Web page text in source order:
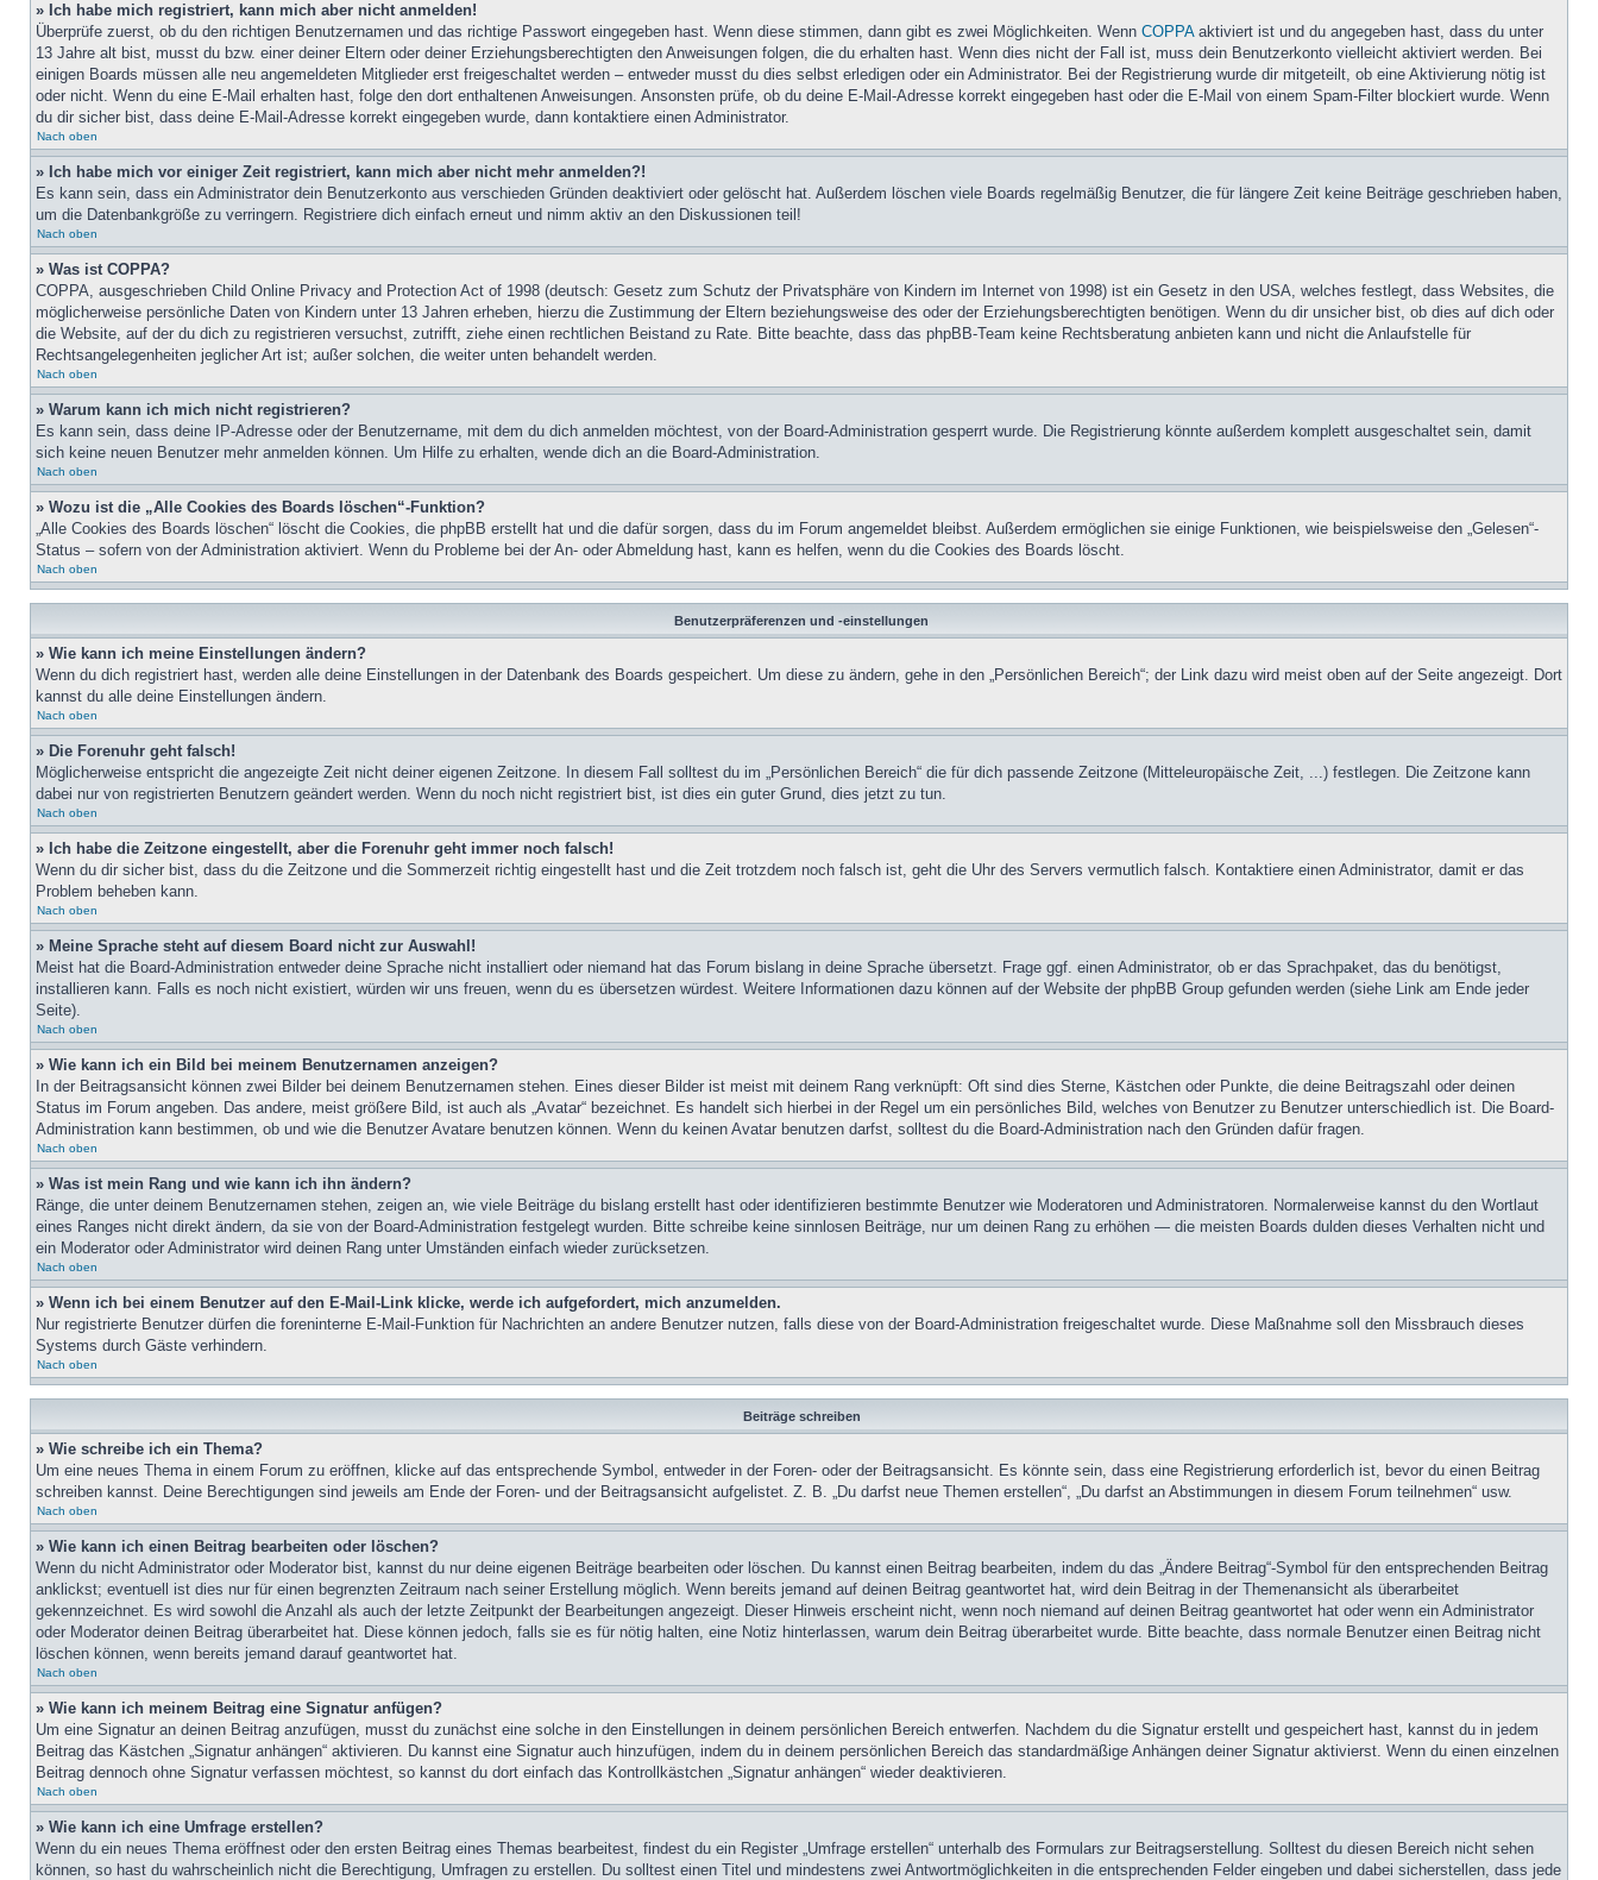
» Ich habe mich registriert, kann mich aber nicht anmelden!
Überprüfe zuerst, ob du den richtigen Benutzernamen und das richtige Passwort eingegeben hast. Wenn diese stimmen, dann gibt es zwei Möglichkeiten. Wenn COPPAaktiviert ist und du angegeben hast, dass du unter
13 Jahre alt bist, musst du bzw. einer deiner Eltern oder deiner Erziehungsberechtigten den Anweisungen folgen, die du erhalten hast. Wenn dies nicht der Fall ist, muss dein Benutzerkonto vielleicht aktiviert werden. Bei
einigen Boards müssen alle neu angemeldeten Mitglieder erst freigeschaltet werden – entweder musst du dies selbst erledigen oder ein Administrator. Bei der Registrierung wurde dir mitgeteilt, ob eine Aktivierung nötig ist
oder nicht. Wenn du eine E-Mail erhalten hast, folge den dort enthaltenen Anweisungen. Ansonsten prüfe, ob du deine E-Mail-Adresse korrekt eingegeben hast oder die E-Mail von einem Spam-Filter blockiert wurde. Wenn
du dir sicher bist, dass deine E-Mail-Adresse korrekt eingegeben wurde, dann kontaktiere einen Administrator.
Nach oben
» Ich habe mich vor einiger Zeit registriert, kann mich aber nicht mehr anmelden?!
Es kann sein, dass ein Administrator dein Benutzerkonto aus verschieden Gründen deaktiviert oder gelöscht hat. Außerdem löschen viele Boards regelmäßig Benutzer, die für längere Zeit keine Beiträge geschrieben haben,
um die Datenbankgröße zu verringern. Registriere dich einfach erneut und nimm aktiv an den Diskussionen teil!
Nach oben
» Was ist COPPA?
COPPA, ausgeschrieben Child Online Privacy and Protection Act of 1998 (deutsch: Gesetz zum Schutz der Privatsphäre von Kindern im Internet von 1998) ist ein Gesetz in den USA, welches festlegt, dass Websites, die
möglicherweise persönliche Daten von Kindern unter 13 Jahren erheben, hierzu die Zustimmung der Eltern beziehungsweise des oder der Erziehungsberechtigten benötigen. Wenn du dir unsicher bist, ob dies auf dich oder
die Website, auf der du dich zu registrieren versuchst, zutrifft, ziehe einen rechtlichen Beistand zu Rate. Bitte beachte, dass das phpBB-Team keine Rechtsberatung anbieten kann und nicht die Anlaufstelle für
Rechtsangelegenheiten jeglicher Art ist; außer solchen, die weiter unten behandelt werden.
Nach oben
» Warum kann ich mich nicht registrieren?
Es kann sein, dass deine IP-Adresse oder der Benutzername, mit dem du dich anmelden möchtest, von der Board-Administration gesperrt wurde. Die Registrierung könnte außerdem komplett ausgeschaltet sein, damit
sich keine neuen Benutzer mehr anmelden können. Um Hilfe zu erhalten, wende dich an die Board-Administration.
Nach oben
» Wozu ist die „Alle Cookies des Boards löschen“-Funktion?
„Alle Cookies des Boards löschen“ löscht die Cookies, die phpBB erstellt hat und die dafür sorgen, dass du im Forum angemeldet bleibst. Außerdem ermöglichen sie einige Funktionen, wie beispielsweise den „Gelesen“-
Status – sofern von der Administration aktiviert. Wenn du Probleme bei der An- oder Abmeldung hast, kann es helfen, wenn du die Cookies des Boards löscht.
Nach oben
Benutzerpräferenzen und -einstellungen
» Wie kann ich meine Einstellungen ändern?
Wenn du dich registriert hast, werden alle deine Einstellungen in der Datenbank des Boards gespeichert. Um diese zu ändern, gehe in den „Persönlichen Bereich“; der Link dazu wird meist oben auf der Seite angezeigt. Dort
kannst du alle deine Einstellungen ändern.
Nach oben
» Die Forenuhr geht falsch!
Möglicherweise entspricht die angezeigte Zeit nicht deiner eigenen Zeitzone. In diesem Fall solltest du im „Persönlichen Bereich“ die für dich passende Zeitzone (Mitteleuropäische Zeit, ...) festlegen. Die Zeitzone kann
dabei nur von registrierten Benutzern geändert werden. Wenn du noch nicht registriert bist, ist dies ein guter Grund, dies jetzt zu tun.
Nach oben
» Ich habe die Zeitzone eingestellt, aber die Forenuhr geht immer noch falsch!
Wenn du dir sicher bist, dass du die Zeitzone und die Sommerzeit richtig eingestellt hast und die Zeit trotzdem noch falsch ist, geht die Uhr des Servers vermutlich falsch. Kontaktiere einen Administrator, damit er das
Problem beheben kann.
Nach oben
» Meine Sprache steht auf diesem Board nicht zur Auswahl!
Meist hat die Board-Administration entweder deine Sprache nicht installiert oder niemand hat das Forum bislang in deine Sprache übersetzt. Frage ggf. einen Administrator, ob er das Sprachpaket, das du benötigst,
installieren kann. Falls es noch nicht existiert, würden wir uns freuen, wenn du es übersetzen würdest. Weitere Informationen dazu können auf der Website der phpBB Group gefunden werden (siehe Link am Ende jeder
Seite).
Nach oben
» Wie kann ich ein Bild bei meinem Benutzernamen anzeigen?
In der Beitragsansicht können zwei Bilder bei deinem Benutzernamen stehen. Eines dieser Bilder ist meist mit deinem Rang verknüpft: Oft sind dies Sterne, Kästchen oder Punkte, die deine Beitragszahl oder deinen
Status im Forum angeben. Das andere, meist größere Bild, ist auch als „Avatar“ bezeichnet. Es handelt sich hierbei in der Regel um ein persönliches Bild, welches von Benutzer zu Benutzer unterschiedlich ist. Die Board-
Administration kann bestimmen, ob und wie die Benutzer Avatare benutzen können. Wenn du keinen Avatar benutzen darfst, solltest du die Board-Administration nach den Gründen dafür fragen.
Nach oben
» Was ist mein Rang und wie kann ich ihn ändern?
Ränge, die unter deinem Benutzernamen stehen, zeigen an, wie viele Beiträge du bislang erstellt hast oder identifizieren bestimmte Benutzer wie Moderatoren und Administratoren. Normalerweise kannst du den Wortlaut
eines Ranges nicht direkt ändern, da sie von der Board-Administration festgelegt wurden. Bitte schreibe keine sinnlosen Beiträge, nur um deinen Rang zu erhöhen — die meisten Boards dulden dieses Verhalten nicht und
ein Moderator oder Administrator wird deinen Rang unter Umständen einfach wieder zurücksetzen.
Nach oben
» Wenn ich bei einem Benutzer auf den E-Mail-Link klicke, werde ich aufgefordert, mich anzumelden.
Nur registrierte Benutzer dürfen die foreninterne E-Mail-Funktion für Nachrichten an andere Benutzer nutzen, falls diese von der Board-Administration freigeschaltet wurde. Diese Maßnahme soll den Missbrauch dieses
Systems durch Gäste verhindern.
Nach oben
Beiträge schreiben
» Wie schreibe ich ein Thema?
Um eine neues Thema in einem Forum zu eröffnen, klicke auf das entsprechende Symbol, entweder in der Foren- oder der Beitragsansicht. Es könnte sein, dass eine Registrierung erforderlich ist, bevor du einen Beitrag
schreiben kannst. Deine Berechtigungen sind jeweils am Ende der Foren- und der Beitragsansicht aufgelistet. Z. B. „Du darfst neue Themen erstellen“, „Du darfst an Abstimmungen in diesem Forum teilnehmen“ usw.
Nach oben
» Wie kann ich einen Beitrag bearbeiten oder löschen?
Wenn du nicht Administrator oder Moderator bist, kannst du nur deine eigenen Beiträge bearbeiten oder löschen. Du kannst einen Beitrag bearbeiten, indem du das „Ändere Beitrag“-Symbol für den entsprechenden Beitrag
anklickst; eventuell ist dies nur für einen begrenzten Zeitraum nach seiner Erstellung möglich. Wenn bereits jemand auf deinen Beitrag geantwortet hat, wird dein Beitrag in der Themenansicht als überarbeitet
gekennzeichnet. Es wird sowohl die Anzahl als auch der letzte Zeitpunkt der Bearbeitungen angezeigt. Dieser Hinweis erscheint nicht, wenn noch niemand auf deinen Beitrag geantwortet hat oder wenn ein Administrator
oder Moderator deinen Beitrag überarbeitet hat. Diese können jedoch, falls sie es für nötig halten, eine Notiz hinterlassen, warum dein Beitrag überarbeitet wurde. Bitte beachte, dass normale Benutzer einen Beitrag nicht
löschen können, wenn bereits jemand darauf geantwortet hat.
Nach oben
» Wie kann ich meinem Beitrag eine Signatur anfügen?
Um eine Signatur an deinen Beitrag anzufügen, musst du zunächst eine solche in den Einstellungen in deinem persönlichen Bereich entwerfen. Nachdem du die Signatur erstellt und gespeichert hast, kannst du in jedem
Beitrag das Kästchen „Signatur anhängen“ aktivieren. Du kannst eine Signatur auch hinzufügen, indem du in deinem persönlichen Bereich das standardmäßige Anhängen deiner Signatur aktivierst. Wenn du einen einzelnen
Beitrag dennoch ohne Signatur verfassen möchtest, so kannst du dort einfach das Kontrollkästchen „Signatur anhängen“ wieder deaktivieren.
Nach oben
» Wie kann ich eine Umfrage erstellen?
Wenn du ein neues Thema eröffnest oder den ersten Beitrag eines Themas bearbeitest, findest du ein Register „Umfrage erstellen“ unterhalb des Formulars zur Beitragserstellung. Solltest du diesen Bereich nicht sehen
können, so hast du wahrscheinlich nicht die Berechtigung, Umfragen zu erstellen. Du solltest einen Titel und mindestens zwei Antwortmöglichkeiten in die entsprechenden Felder eingeben und dabei sicherstellen, dass jede